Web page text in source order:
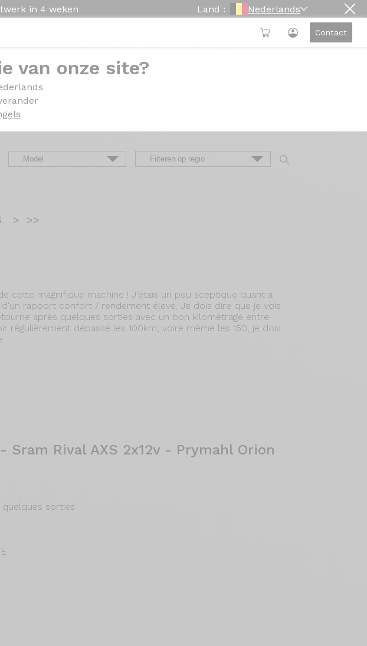
in 4 weken Land : Nederlands
Contact
van onze site?
van Origine
niet om onze klanten rechtstreeks te contacteren.
> >>
cette magnifique machine ! J'étais un peu sceptique quant à
rapport confort / rendement élevé. Je dois dire que je vois
après quelques sorties avec un bon kilométrage entre
régulièrement dépassé les 100km, voire même les 150, je dois
Sram Rival AXS 2x12v - Prymahl Orion
sorties